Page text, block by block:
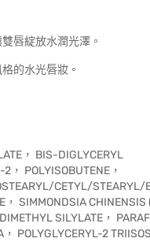
唇綻放水潤光澤。
的水光唇妝。
， BIS-DIGLYCERYL
， POLYISOBUTENE，
CETYL/STEARYL/
， SIMMONDSIA
SILYLATE，
POLYGLYCERYL-2